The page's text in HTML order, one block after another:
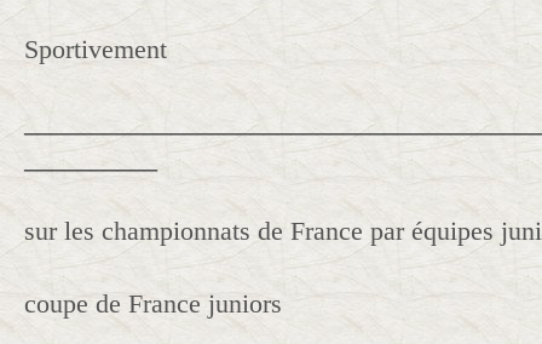
Sportivement
sur les championnats de France par équipes
coupe de France juniors